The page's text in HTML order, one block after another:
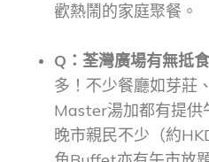
歡熱鬧的家庭聚餐。
Q：荃灣廣場有無抵
多！不少餐廳如芽莊
Master湯加都有提供
晚市親民不少（約